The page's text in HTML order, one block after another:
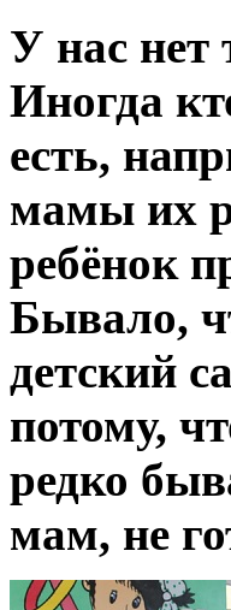
У нас нет
Иногда
есть,
мамы их
ребёнок
Бывало,
детский
потому,
редко
мам, не